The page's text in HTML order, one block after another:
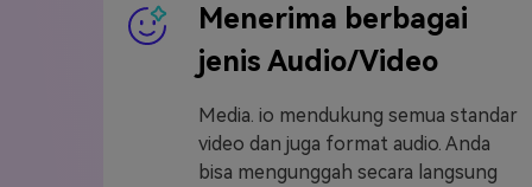
Menerima berbagai
jenis Audio/Video
Media. io mendukung semua standar
video dan juga format audio. Anda
bisa mengunggah secara langsung